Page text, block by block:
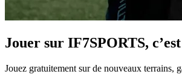
Jouer sur IF7SPORTS,
Jouez gratuitement sur de nouveaux terrains,